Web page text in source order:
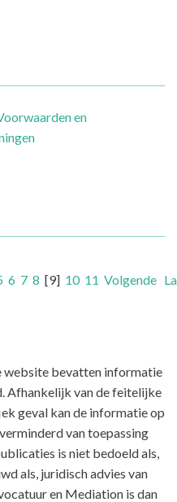
en
6 7 8 [9] 10 11 Volgende
website bevatten informatie
Afhankelijk van de feitelijke
geval kan de informatie op
van toepassing
is niet bedoeld als,
als, juridisch advies van
en Mediation is dan